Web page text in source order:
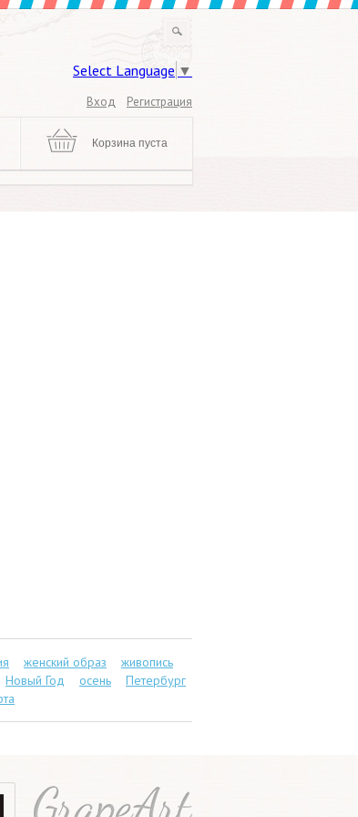
Select Language ▼
Вход Регистрация
Корзина пуста
женский образ
живопись
Новый Год осень
Петербург